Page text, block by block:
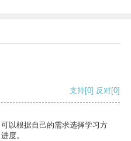
支持[0] 反对[0]
以根据自己的需求选择学习方
度。